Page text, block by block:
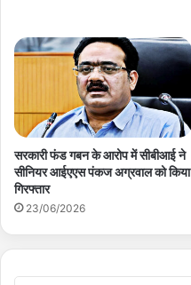
सरकारी फंड गबन के आरोप में सीबीआई ने
सीनियर आईएएस पंकज अग्रवाल को किया
गिरफ्तार
23/06/2026